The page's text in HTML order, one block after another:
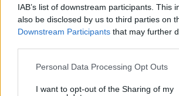
IAB’s list of downstream participants. This
also be disclosed by us to third parties on
Downstream Participants that may further
Please note that this website/app uses one
not limited to your visit or usage behaviour.
Personal Data Processing Opt Outs
I want to opt-out of the Sharing of my
puedas ofrecer a tus clientes la
apoyo que merecen. Llega la